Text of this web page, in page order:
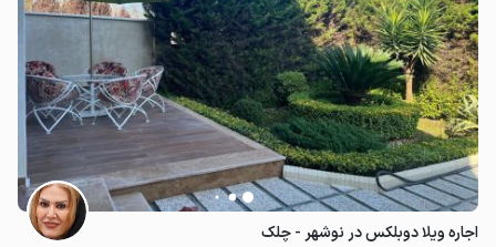
اجاره ویلا دوبلکس در نوشهر - چلک